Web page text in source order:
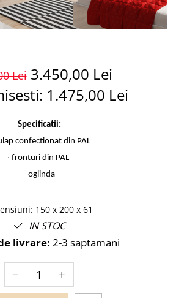
Lei 3.450,00 Lei
1.475,00 Lei
Specificatii:
confectionat din PAL
· fronturi din PAL
· oglinda
: 150 x 200 x 61
IN STOC
livrare: 2-3 saptamani